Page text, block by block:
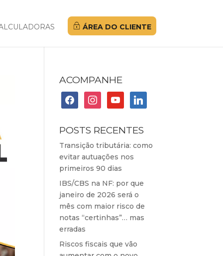
ÁREA DO CLIENTE
ACOMPANHE
facebookinstagramyoutubelinkedin
POSTS RECENTES
Transição tributária: como
evitar autuações nos
primeiros 90 dias
IBS/CBS na NF: por que
janeiro de 2026 será o
mês com maior risco de
notas “certinhas”… mas
erradas
Riscos fiscais que vão